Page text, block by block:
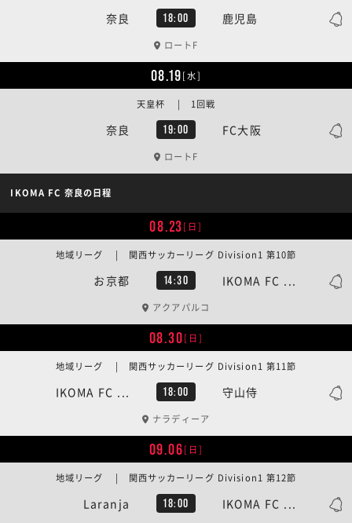
奈良 18:00 鹿児島
ロートF
08.19[水]
奈良 19:00 FC大阪
天皇杯 | 1回戦
ロートF
IKOMA FC 奈良の日程
08.23[日]
お京都 14:30 IKOMA FC ...
地域リーグ | 関西サッカーリーグ Division1 第10節
アクアパルコ
08.30[日]
IKOMA FC ... 18:00 守山侍
地域リーグ | 関西サッカーリーグ Division1 第11節
ナラディーア
09.06[日]
Laranja 18:00 IKOMA FC ...
地域リーグ | 関西サッカーリーグ Division1 第12節